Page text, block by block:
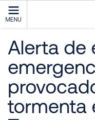
MENU
Alerta de
tormenta